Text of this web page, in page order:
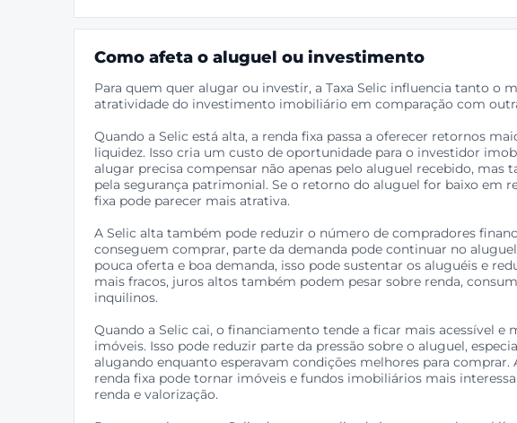
Como afeta o aluguel ou investimento
Para quem quer alugar ou investir, a Taxa Selic influencia tanto o
atratividade do investimento imobiliário em comparação com
Quando a Selic está alta, a renda fixa passa a oferecer retornos
liquidez. Isso cria um custo de oportunidade para o investidor
alugar precisa compensar não apenas pelo aluguel recebido, mas
pela segurança patrimonial. Se o retorno do aluguel for baixo em
fixa pode parecer mais atrativa.
A Selic alta também pode reduzir o número de compradores
conseguem comprar, parte da demanda pode continuar no
pouca oferta e boa demanda, isso pode sustentar os aluguéis e
mais fracos, juros altos também podem pesar sobre renda,
inquilinos.
Quando a Selic cai, o financiamento tende a ficar mais acessível e
imóveis. Isso pode reduzir parte da pressão sobre o aluguel,
alugando enquanto esperavam condições melhores para comprar.
renda fixa pode tornar imóveis e fundos imobiliários mais
renda e valorização.